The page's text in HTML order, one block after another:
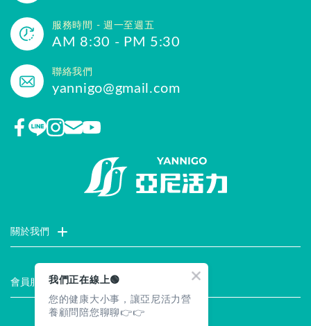
服務時間 - 週一至週五
AM 8:30 - PM 5:30
聯絡我們
yannigo@gmail.com
關於我們
會員服務
最新消息 註冊會員
試用索取 服務說明
我們正在線上🟢
您的健康大小事，讓亞尼活力營
養顧問陪您聊聊👉👉